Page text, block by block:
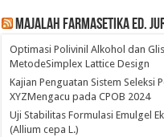
Majalah Farmasetika Ed.
Optimasi Polivinil Alkohol dan
MetodeSimplex Lattice Design
Kajian Penguatan Sistem Seleksi
XYZMengacu pada CPOB 2024
Uji Stabilitas Formulasi Emulgel
(Allium cepa L.)